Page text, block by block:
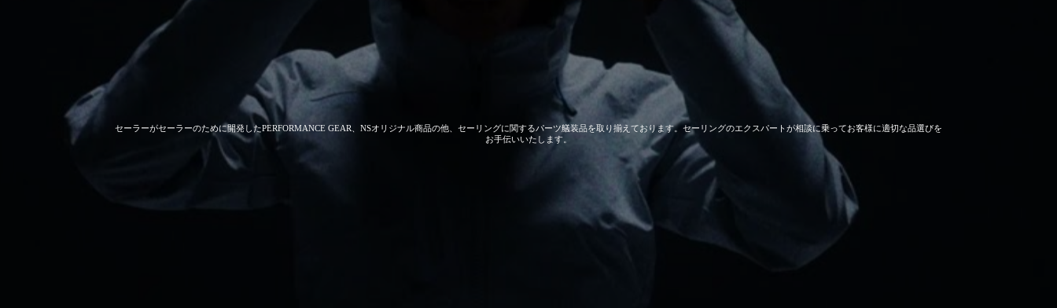
セーラーがセーラーのために開発したPERFORMANCE GEAR、NSオリジナル商品の他、セーリングに関するパーツ艤装品を取り揃えております。セーリングのエクスパートが相談に乗ってお客様に適切な品選びを
お手伝いいたします。